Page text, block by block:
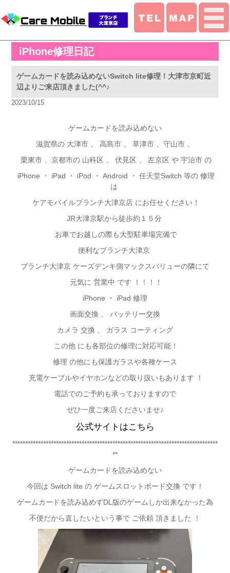
iPhone修理日記
ゲームカードを読み込めないSwitch lite修理！大津市京町近
辺よりご来店頂きました(^^♪
2023/10/15
ゲームカードを読み込めない
滋賀県の 大津市 、 高島市 、 草津市 、守山市 、
栗東市 、京都市の 山科区 、 伏見区 、 左京区 や 宇治市 の
iPhone
・ iPad ・ iPod ・ Android ・ 任天堂Switch 等の 修理
は
ケアモバイルブランチ大津京店 にお任せください！
JR大津京駅から徒歩約１５分
お車でお越しの際も大型駐車場完備で
便利なブランチ大津京
ブランチ大津京 ケーズデンキ側マックスバリューの隣にて
元気に 営業中 です ！！！！
iPhone
・ iPad 修理
画面交換 、 バッテリー交換
カメラ 交換 、 ガラス コーティング
この他 にも各部位の修理に対応可能！
修理 の他にも保護ガラスや各種ケース
充電ケーブルやイヤホンなどの取り扱いもあります ！
電話でのご予約も承っておりますので
ぜひ一度ご来店くださいませ♪
公式サイトはこちら
********************************************************************************
**
ゲームカードを読み込めない
今回は Switch lite の ゲームスロットボード交換 です！
ゲームカードを読み込めずDL版のゲームしか出来なかった為
不便だから直したいという事で ご依頼 頂きました ！